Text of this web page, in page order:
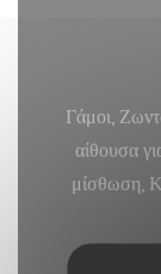
Γάμοι,
αίθουσα
μίσθωση,